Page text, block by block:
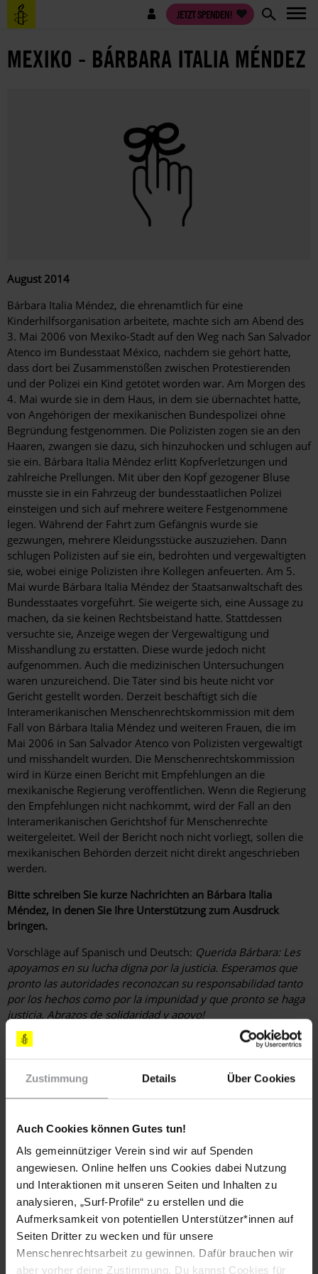
Zustimmung Details Über Cookies
Auch Cookies können Gutes tun!
Als gemeinnütziger Verein sind wir auf Spenden
angewiesen. Online helfen uns Cookies dabei Nutzung
und Interaktionen mit unseren Seiten und Inhalten zu
analysieren, „Surf-Profile“ zu erstellen und die
Aufmerksamkeit von potentiellen Unterstützer*innen auf
Seiten Dritter zu wecken und für unsere
Menschenrechtsarbeit zu gewinnen. Dafür brauchen wir
aber vorher deine Zustimmung. Du kannst Cookies für
Direkt
zum
Benutzermenü JETZT SPENDEN!
MEXIKO - BÁRBARA ITALIA MÉNDEZ
August 2014
Bárbara Italia Méndez, die ehrenamtlich für eine
Kinderhilfsorganisation arbeitete, machte sich am Abend des
3. Mai 2006 von Mexiko-Stadt auf den Weg nach San Salvador
Atenco im Bundesstaat México, nachdem sie gehört hatte,
dass dort bei Zusammenstößen zwischen Protestierenden
und der Polizei ein Kind getötet worden war. Am Morgen des
4. Mai wurde sie in dem Haus, in dem sie übernachtet hatte,
von Angehörigen der mexikanischen Bundespolizei ohne
Begründung festgenommen. Die Polizisten zogen sie an den
Haaren, zwangen sie dazu, sich hinzuhocken und schlugen auf
sie ein. Bárbara Italia Méndez erlitt Kopfverletzungen und
zahlreiche Prellungen. Mit über den Kopf gezogener Bluse
musste sie in ein Fahrzeug der bundesstaatlichen Polizei
einsteigen und sich auf mehrere weitere Festgenommene
legen. Während der Fahrt zum Gefängnis wurde sie
gezwungen, mehrere Kleidungsstücke auszuziehen. Dann
schlugen Polizisten auf sie ein, bedrohten und vergewaltigten
sie, wobei einige Polizisten ihre Kollegen anfeuerten. Am 5.
Mai wurde Bárbara Italia Méndez der Staatsanwaltschaft des
Bundesstaates vorgeführt. Sie weigerte sich, eine Aussage zu
machen, da sie keinen Rechtsbeistand hatte. Stattdessen
versuchte sie, Anzeige wegen der Vergewaltigung und
Misshandlung zu erstatten. Diese wurde jedoch nicht
aufgenommen. Auch die medizinischen Untersuchungen
waren unzureichend. Die Täter sind bis heute nicht vor
Gericht gestellt worden. Derzeit beschäftigt sich díe
Interamerikanischen Menschenrechtskommission mit dem
Fall von Bárbara Italia Méndez und weiteren Frauen, die im
Mai 2006 in San Salvador Atenco von Polizisten vergewaltigt
und misshandelt wurden. Die Menschenrechtskommission
wird in Kürze einen Bericht mit Empfehlungen an die
mexikanische Regierung veröffentlichen. Wenn die Regierung
den Empfehlungen nicht nachkommt, wird der Fall an den
Interamerikanischen Gerichtshof für Menschenrechte
weitergeleitet. Weil der Bericht noch nicht vorliegt, sollen die
mexikanischen Behörden derzeit nicht direkt angeschrieben
werden.
Bitte schreiben Sie kurze Nachrichten an Bárbara Italia
Méndez, in denen Sie Ihre Unterstützung zum Ausdruck
bringen.
Vorschläge auf Spanisch und Deutsch: Querida Bárbara: Les
apoyamos en su lucha digna por la justicia. Esperamos que
pronto las autoridades reconozcan su responsabilidad tanto
por los hechos como por la impunidad y que pronto se haga
justicia. Abrazos de solidaridad y apoyo!
Liebe Barbara, Wir/ich unterstütze/n Ihren Kampf für
Gerechtigkeit. Wir/ich hoffe/n, dass die Behörden endlich
ihre Verantwortung übernehmen und dafür sorgen, dass die
Verantwortlichen für das, was Ihnen angetan wurde, vor
Gericht gestellt werden. Mit solidarischen Grüßen
Die Menschenrechtsorganisation wird Ihre Nachricht an
Bárbara Italia Méndez weiterleiten:Bárbara Italia Méndez c/o:
Centro de Derechos Humanos Miguel Agustín Pro Juárez
Serapio Rendón no.57/B Col. San Rafael C.P. 06470 México
D.F. MEXIKO
(Standardbrief Luftpost bis 20 g: 0,75 €)
LÄNDER
Mexiko